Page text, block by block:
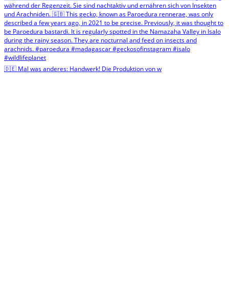
🇩🇪 Mal was anderes: Handwerk! Die Produktion von w